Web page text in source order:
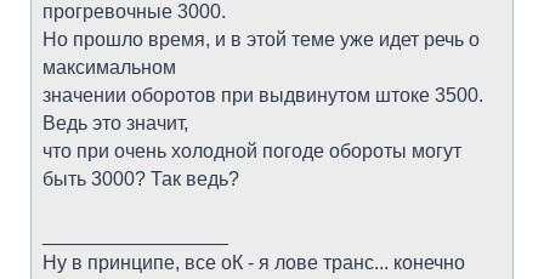
прогревочные 3000.
Но прошло время, и в этой теме уже идет речь о
максимальном
значении оборотов при выдвинутом штоке 3500.
Ведь это значит,
что при очень холодной погоде обороты могут
быть 3000? Так ведь?
Ну в принципе, все оК - я лове транс... конечно